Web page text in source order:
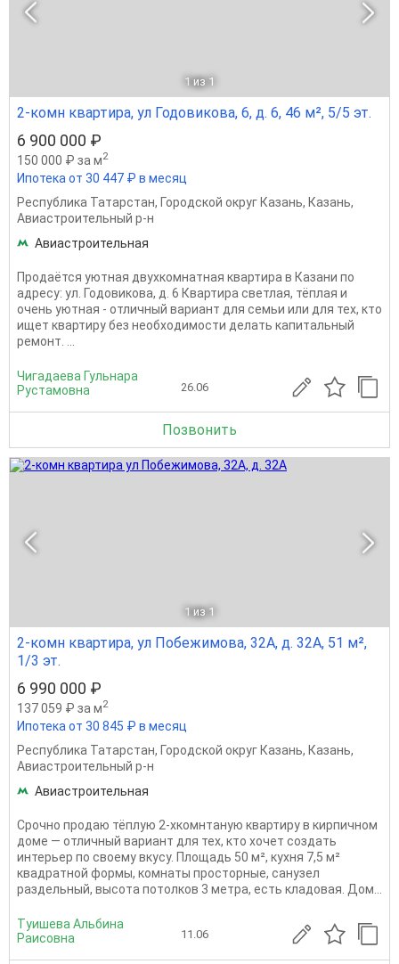
1 из 1
2-комн квартира, ул Годовикова, 6, д. 6, 46 м², 5/5 эт.
6 900 000 ₽
150 000 ₽ за м2
Ипотека от 30 447 ₽ в месяц
Республика Татарстан, Городской округ Казань, Казань,
Авиастроительный р-н
Авиастроительная
Продаётся уютная двухкомнатная квартира в Казани по
адресу: ул. Годовикова, д. 6 Квартира светлая, тёплая и
очень уютная - отличный вариант для семьи или для тех, кто
ищет квартиру без необходимости делать капитальный
ремонт. ...
Чигадаева Гульнара
Рустамовна
26.06
Позвонить
1 из 1
2-комн квартира, ул Побежимова, 32А, д. 32А, 51 м²,
1/3 эт.
6 990 000 ₽
137 059 ₽ за м2
Ипотека от 30 845 ₽ в месяц
Республика Татарстан, Городской округ Казань, Казань,
Авиастроительный р-н
Авиастроительная
Срочно продаю тёплую 2-хкомнтаную квартиру в кирпичном
доме — отличный вариант для тех, кто хочет создать
интерьер по своему вкусу. Площадь 50 м², кухня 7,5 м²
квадратной формы, комнаты просторные, санузел
раздельный, высота потолков 3 метра, есть кладовая. Дом...
Туишева Альбина
Раисовна
11.06